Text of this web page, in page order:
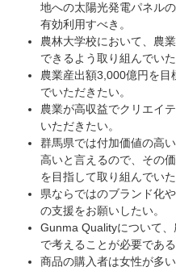
地への太陽光発電パネル
有効利用すべき。
農林大学校において、農
できるよう取り組んでいた
農業産出額3,000億円を目
でいただきたい。
農業が高収益でクリエイ
いただきたい。
群馬県では付加価値の高
高いと言えるので、その
を目指して取り組んでいた
県ならではのブランド化
の支援をお願いしたい。
Gunma Qualityについて
で考えることが必要である
商品の購入者は女性が多